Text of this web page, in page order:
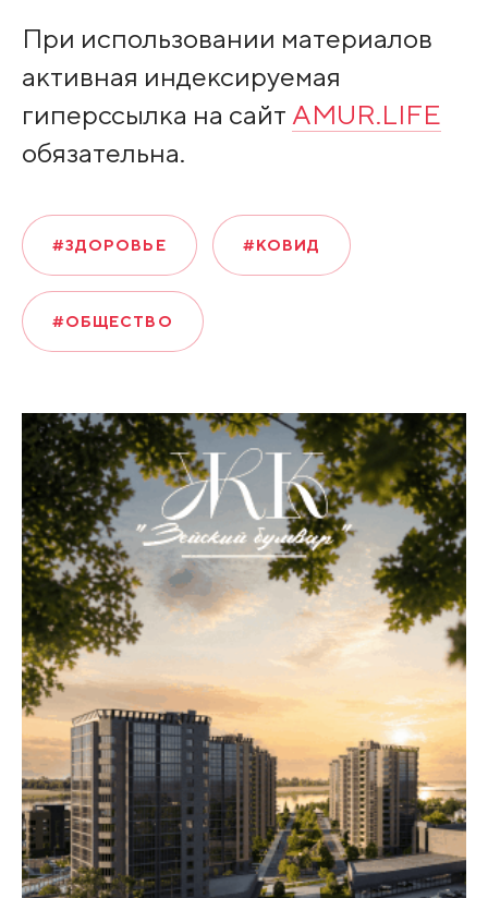
При использовании материалов
активная индексируемая
гиперссылка на сайт AMUR.LIFE
обязательна.
#ЗДОРОВЬЕ #КОВИД
#ОБЩЕСТВО